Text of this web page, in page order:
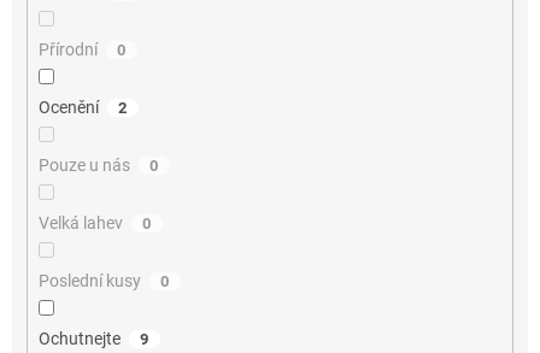
Přírodní 0
Ocenění 2
Pouze u nás 0
Velká lahev 0
Poslední kusy 0
Ochutnejte 9